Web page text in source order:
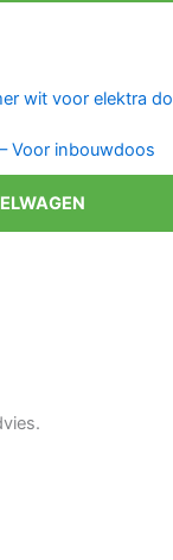
Voor inbouwdoos